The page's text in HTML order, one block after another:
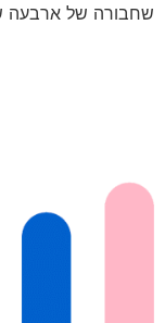
שחבורה של ארבעה